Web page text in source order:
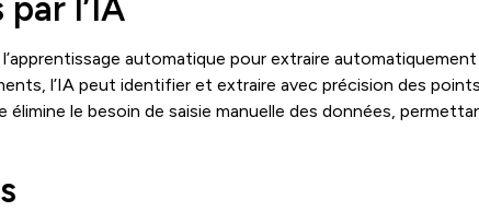
l’IA
automatique pour extraire
l’IA peut identifier et extraire avec précision des
le besoin de saisie manuelle des données,